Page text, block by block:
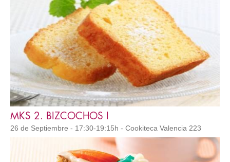
MKS 2. BIZCOCHOS I
26 de Septiembre - 17:30-19:15h - Cookiteca Valencia 223